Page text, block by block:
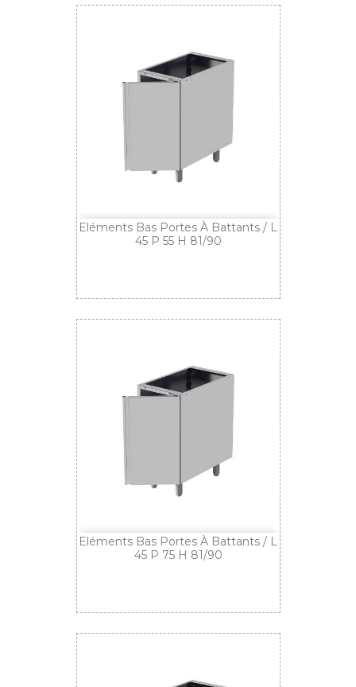
Eléments Bas Portes À Battants / L
45 P 55 H 81/90
Eléments Bas Portes À Battants / L
45 P 75 H 81/90